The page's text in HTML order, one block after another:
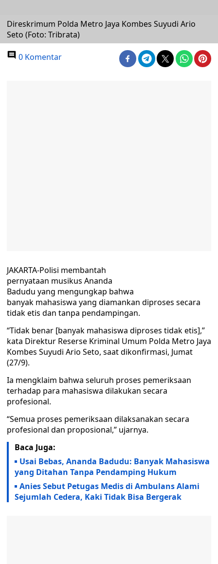
Direskrimum Polda Metro Jaya Kombes Suyudi Ario
Seto (Foto: Tribrata)
0 Komentar
JAKARTA-Polisi membantah
pernyataan musikus Ananda
Badudu yang mengungkap bahwa
banyak mahasiswa yang diamankan diproses secara
tidak etis dan tanpa pendampingan.
“Tidak benar [banyak mahasiswa diproses tidak etis],”
kata Direktur Reserse Kriminal Umum Polda Metro Jaya
Kombes Suyudi Ario Seto, saat dikonfirmasi, Jumat
(27/9).
Ia mengklaim bahwa seluruh proses pemeriksaan
terhadap para mahasiswa dilakukan secara
profesional.
“Semua proses pemeriksaan dilaksanakan secara
profesional dan proposional,” ujarnya.
Baca Juga:
Usai Bebas, Ananda Badudu: Banyak Mahasiswa
yang Ditahan Tanpa Pendamping Hukum
Anies Sebut Petugas Medis di Ambulans Alami
Sejumlah Cedera, Kaki Tidak Bisa Bergerak